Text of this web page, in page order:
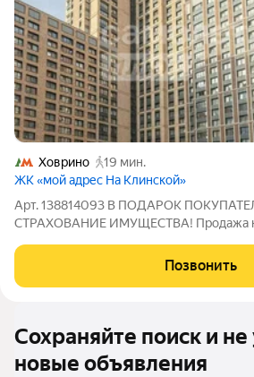
Ховрино
19 мин.
ЖК «мой адрес На Клинской»
Арт. 138814093 В ПОДАРОК
СТРАХОВАНИЕ ИМУЩЕСТВА! Продажа
документами и быстрой сделкой.
ремонта расположена на 7 этаже
Позвонить
Сохраняйте поиск и не
новые объявления